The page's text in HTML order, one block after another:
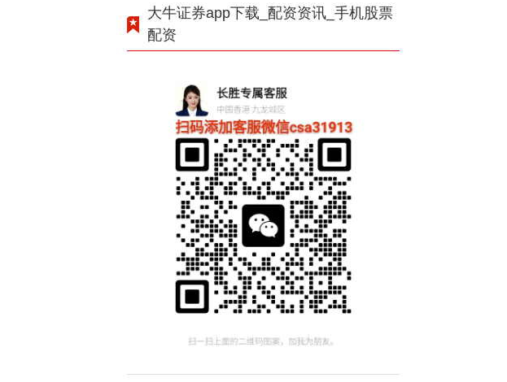
大牛证券app下载_配资资讯_手机股票
配资